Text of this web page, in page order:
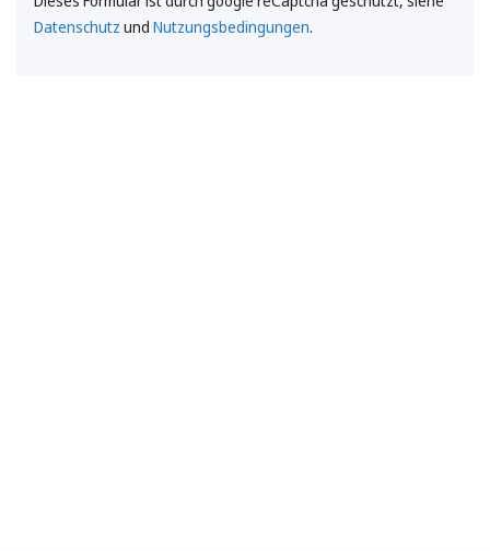
Datenschutz und Nutzungsbedingungen.